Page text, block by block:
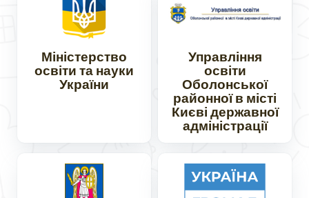
Міністерство
освіти та науки
України
Управління
освіти
Оболонської
районної в місті
Києві державної
адміністрації